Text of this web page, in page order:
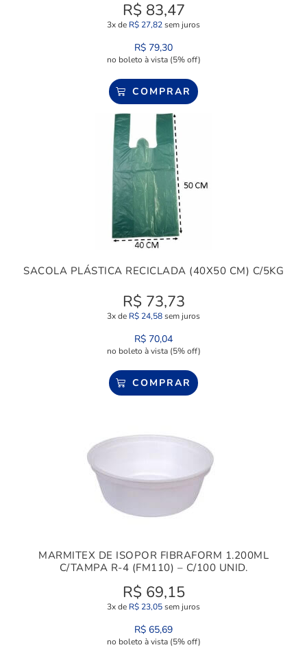
R$ 83,47
3x de R$ 27,82sem juros
R$ 79,30
no boleto à vista (5% off)
COMPRAR
SACOLA PLÁSTICA RECICLADA (40X50 CM) C/5KG
R$ 73,73
3x de R$ 24,58sem juros
R$ 70,04
no boleto à vista (5% off)
COMPRAR
MARMITEX DE ISOPOR FIBRAFORM 1.200ML
C/TAMPA R-4 (FM110) – C/100 UNID.
R$ 69,15
3x de R$ 23,05sem juros
R$ 65,69
no boleto à vista (5% off)